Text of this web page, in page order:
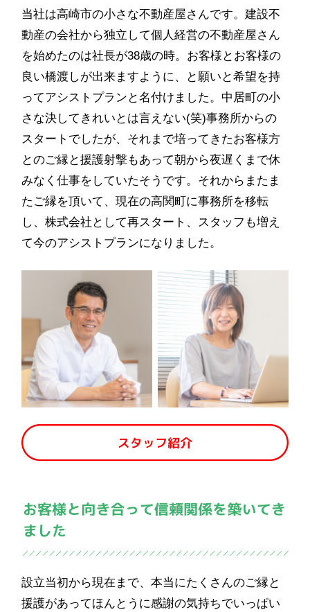
当社は高崎市の小さな不動産屋さんです。建設不
動産の会社から独立して個人経営の不動産屋さん
を始めたのは社長が38歳の時。お客様とお客様の
良い橋渡しが出来ますように、と願いと希望を持
ってアシストプランと名付けました。中居町の小
さな決してきれいとは言えない(笑)事務所からの
スタートでしたが、それまで培ってきたお客様方
とのご縁と援護射撃もあって朝から夜遅くまで休
みなく仕事をしていたそうです。それからまたま
たご縁を頂いて、現在の高関町に事務所を移転
し、株式会社として再スタート、スタッフも増え
て今のアシストプランになりました。
設立当初から現在まで、本当にたくさんのご縁と
援護があってほんとうに感謝の気持ちでいっぱい